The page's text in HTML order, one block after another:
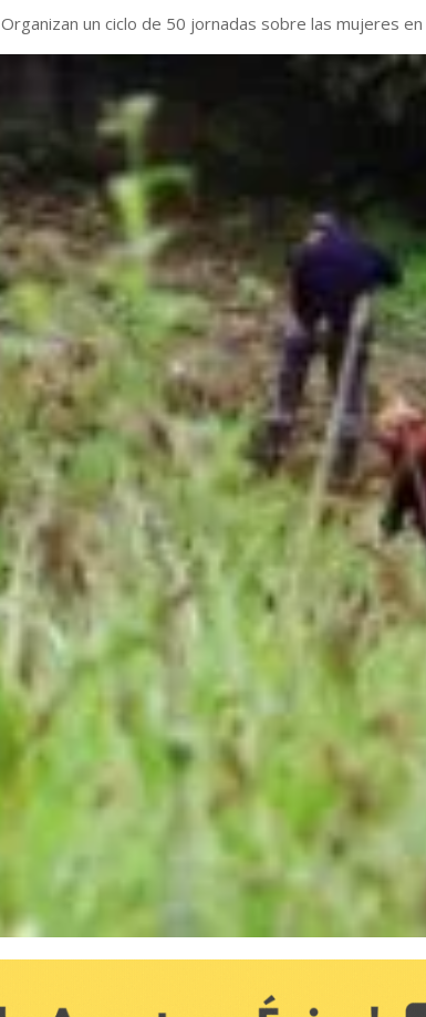
Organizan un ciclo de 50 jornadas sobre las mujeres